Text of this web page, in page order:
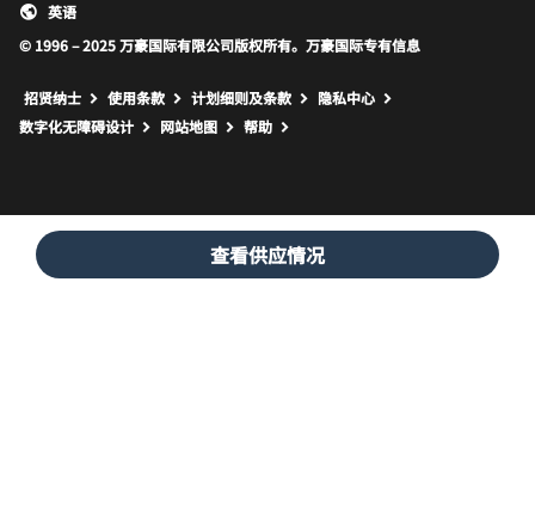
查看供应情况
© 1996 – 2025 万豪国际有限公司版权所有。万豪国际专有信息
英语
招贤纳士 使用条款 计划细则及条款
隐私中心
数字化无障碍设计
网站地图 打开新窗口
帮助